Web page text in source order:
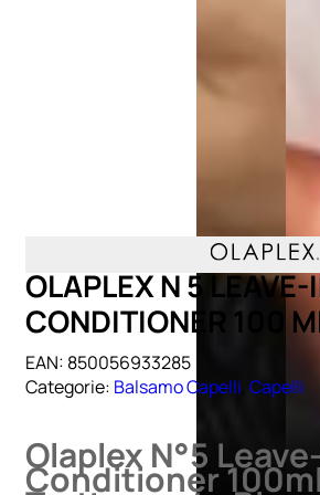
OLAPLEX N 5 LEAVE-
CONDITIONER 100
EAN: 850056933285
Categorie: Balsamo Capelli Capelli
Olaplex N°5
Conditioner